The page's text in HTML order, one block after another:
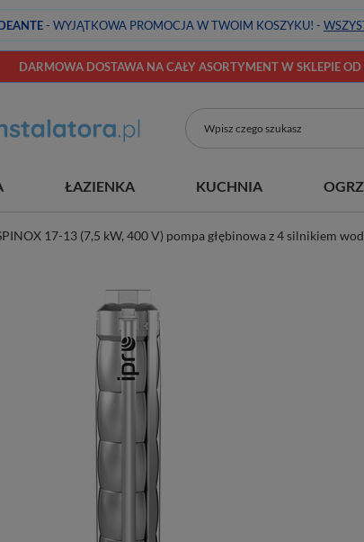
- WYJĄTKOWA PROMOCJA W TWOIM KOSZYKU! -
DARMOWA DOSTAWA NA CAŁY ASORTYMENT W SKLEPIE
ŁAZIENKA KUCHNIA
17-13 (7,5 kW, 400 V) pompa głębinowa z 4 silnikiem